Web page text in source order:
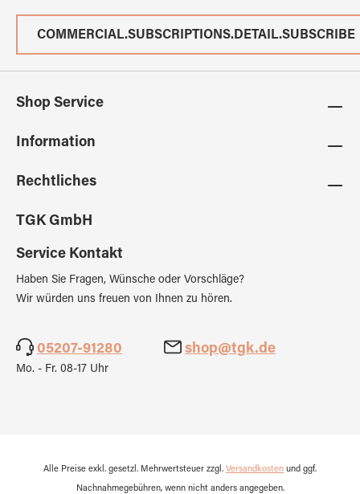
COMMERCIAL.SUBSCRIPTIONS.DETAIL.SUBSCRIBE
Shop Service
Information
Rechtliches
TGK GmbH
Service Kontakt
Haben Sie Fragen, Wünsche oder Vorschläge?
Wir würden uns freuen von Ihnen zu hören.
05207-91280 shop@tgk.de
Mo. - Fr. 08-17 Uhr
Alle Preise exkl. gesetzl. Mehrwertsteuer zzgl. Versandkosten und ggf.
Nachnahmegebühren, wenn nicht anders angegeben.